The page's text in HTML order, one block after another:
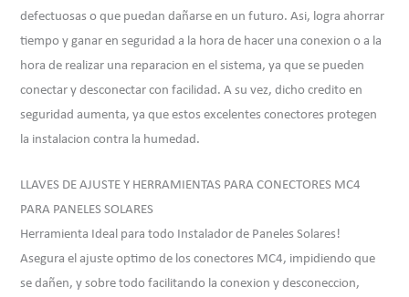
defectuosas o que puedan dañarse en un futuro. Asi, logra ahorrar
tiempo y ganar en seguridad a la hora de hacer una conexion o a la
hora de realizar una reparacion en el sistema, ya que se pueden
conectar y desconectar con facilidad. A su vez, dicho credito en
seguridad aumenta, ya que estos excelentes conectores protegen
la instalacion contra la humedad.
LLAVES DE AJUSTE Y HERRAMIENTAS PARA CONECTORES MC4
PARA PANELES SOLARES
Herramienta Ideal para todo Instalador de Paneles Solares!
Asegura el ajuste optimo de los conectores MC4, impidiendo que
se dañen, y sobre todo facilitando la conexion y desconeccion,